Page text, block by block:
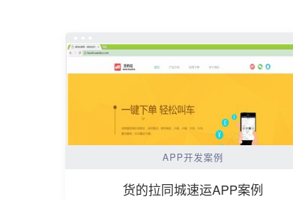
APP开发案例
货的拉同城速运APP案例